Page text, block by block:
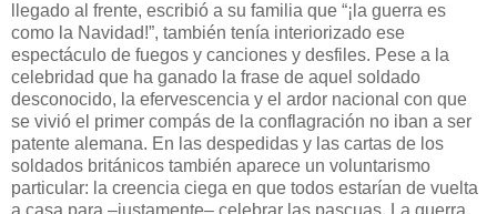
llegado al frente, escribió a su familia que “¡la guerra es
como la Navidad!”, también tenía interiorizado ese
espectáculo de fuegos y canciones y desfiles. Pese a la
celebridad que ha ganado la frase de aquel soldado
desconocido, la efervescencia y el ardor nacional con que
se vivió el primer compás de la conflagración no iban a ser
patente alemana. En las despedidas y las cartas de los
soldados británicos también aparece un voluntarismo
particular: la creencia ciega en que todos estarían de vuelta